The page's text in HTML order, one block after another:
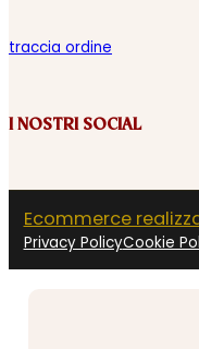
traccia ordine
I NOSTRI SOCIAL
Ecommerce
Privacy PolicyCookie